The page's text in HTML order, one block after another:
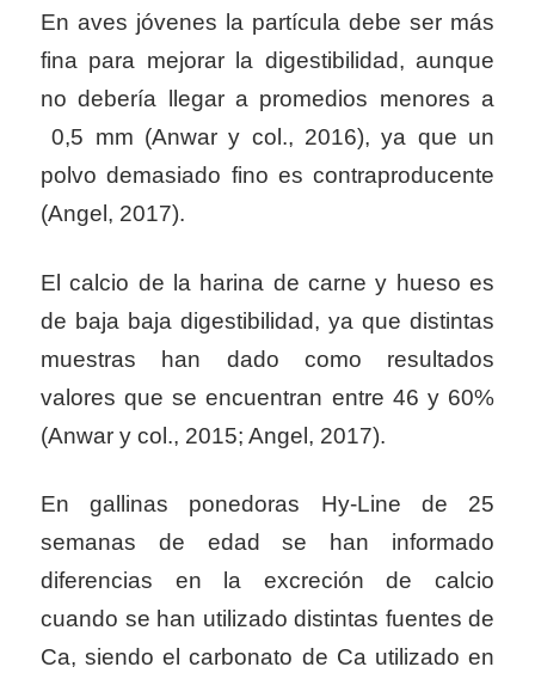
En aves jóvenes la partícula debe ser más
fina para mejorar la digestibilidad, aunque
no debería llegar a promedios menores a
0,5 mm (Anwar y col., 2016), ya que un
polvo demasiado fino es contraproducente
(Angel, 2017).
El calcio de la harina de carne y hueso es
de baja baja digestibilidad, ya que distintas
muestras han dado como resultados
valores que se encuentran entre 46 y 60%
(Anwar y col., 2015; Angel, 2017).
En gallinas ponedoras Hy-Line de 25
semanas de edad se han informado
diferencias en la excreción de calcio
cuando se han utilizado distintas fuentes de
Ca, siendo el carbonato de Ca utilizado en